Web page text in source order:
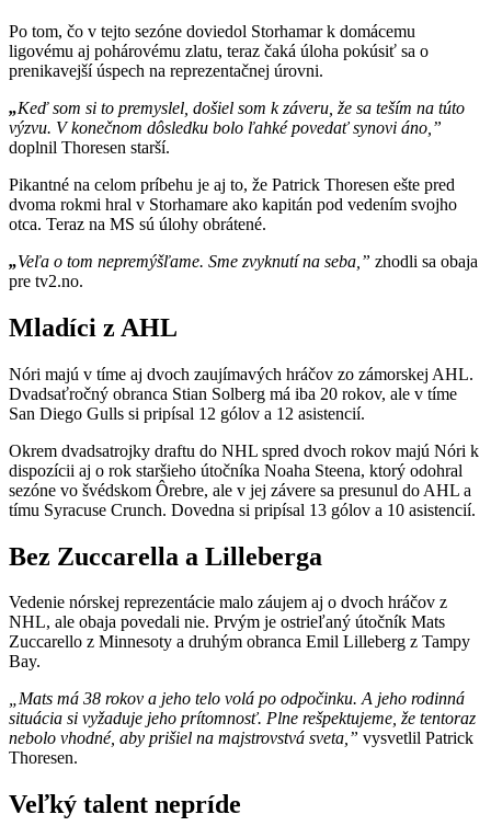
Po tom, čo v tejto sezóne doviedol Storhamar k domácemu
ligovému aj pohárovému zlatu, teraz čaká úloha pokúsiť sa o
prenikavejší úspech na reprezentačnej úrovni.
„Keď som si to premyslel, došiel som k záveru, že sa teším na túto
výzvu. V konečnom dôsledku bolo ľahké povedať synovi áno,”
doplnil Thoresen starší.
Pikantné na celom príbehu je aj to, že Patrick Thoresen ešte pred
dvoma rokmi hral v Storhamare ako kapitán pod vedením svojho
otca. Teraz na MS sú úlohy obrátené.
„Veľa o tom nepremýšľame. Sme zvyknutí na seba,” zhodli sa obaja
pre tv2.no.
Mladíci z AHL
Nóri majú v tíme aj dvoch zaujímavých hráčov zo zámorskej AHL.
Dvadsaťročný obranca Stian Solberg má iba 20 rokov, ale v tíme
San Diego Gulls si pripísal 12 gólov a 12 asistencií.
Okrem dvadsatrojky draftu do NHL spred dvoch rokov majú Nóri k
dispozícii aj o rok staršieho útočníka Noaha Steena, ktorý odohral
sezóne vo švédskom Ôrebre, ale v jej závere sa presunul do AHL a
tímu Syracuse Crunch. Dovedna si pripísal 13 gólov a 10 asistencií.
Bez Zuccarella a Lilleberga
Vedenie nórskej reprezentácie malo záujem aj o dvoch hráčov z
NHL, ale obaja povedali nie. Prvým je ostrieľaný útočník Mats
Zuccarello z Minnesoty a druhým obranca Emil Lilleberg z Tampy
Bay.
„Mats má 38 rokov a jeho telo volá po odpočinku. A jeho rodinná
situácia si vyžaduje jeho prítomnosť. Plne rešpektujeme, že tentoraz
nebolo vhodné, aby prišiel na majstrovstvá sveta,” vysvetlil Patrick
Thoresen.
Veľký talent nepríde